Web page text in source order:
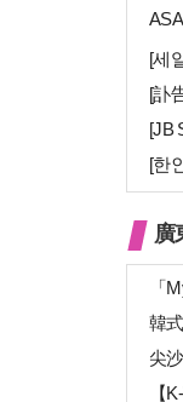
[訃
廣